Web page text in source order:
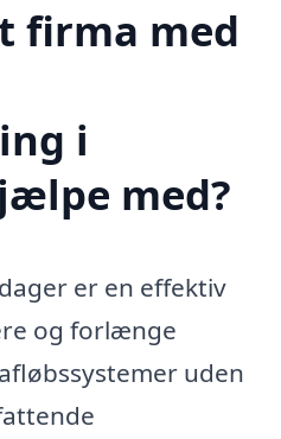
firma med
i
med?
er en effektiv
og forlænge
uden